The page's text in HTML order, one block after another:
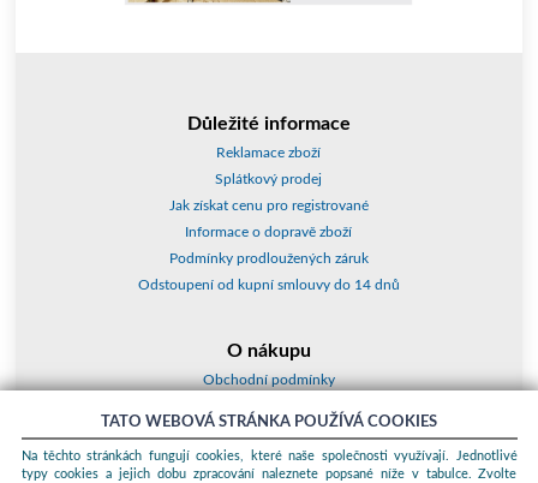
Důležité informace
Reklamace zboží
Splátkový prodej
Jak získat cenu pro registrované
Informace o dopravě zboží
Podmínky prodloužených záruk
Odstoupení od kupní smlouvy do 14 dnů
O nákupu
Obchodní podmínky
Kontakty a adresy
TATO WEBOVÁ STRÁNKA POUŽÍVÁ COOKIES
Na těchto stránkách fungují cookies, které naše společnosti využívají. Jednotlivé
typy cookies a jejich dobu zpracování naleznete popsané níže v tabulce. Zvolte